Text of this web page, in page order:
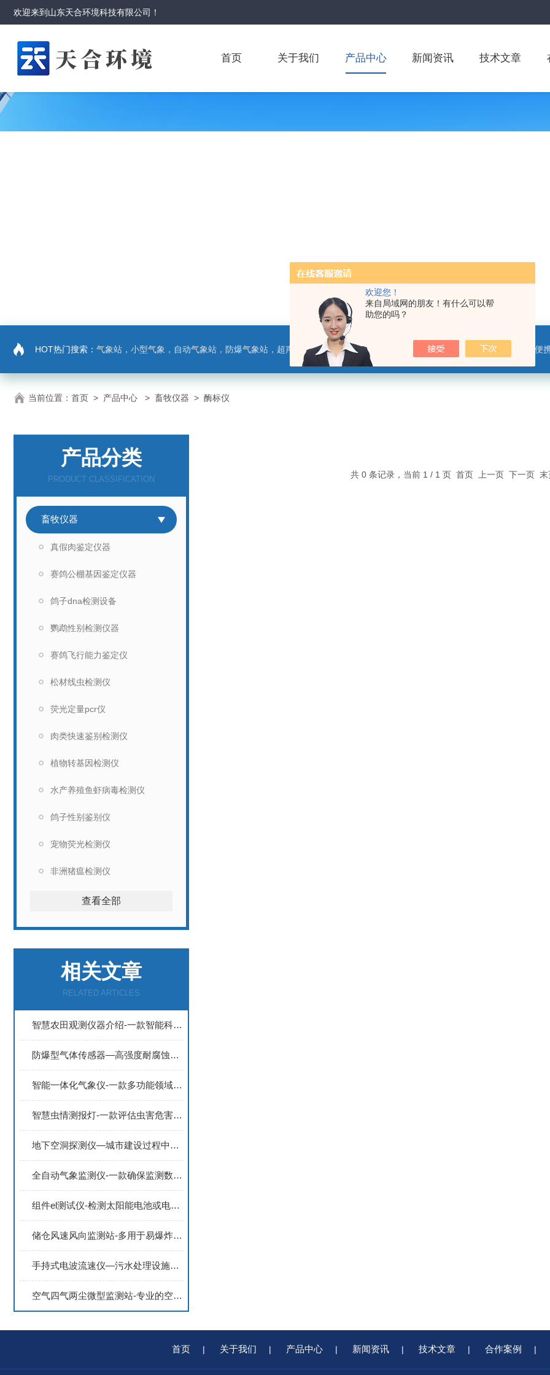
欢迎您！
来自局域网的朋友！有什么可以帮
助您的吗？
欢迎来到 山东天合环境科技有限公司 ！
首页 关于我们 产品中心 新闻资讯 技术文章
HOT热门搜索： 气象站，小型气象，自动气象站，防爆气象站，超声波气象站，土壤墒情监测站，负氧离子监测站，微气象传感器，便携气象站，手持气象站，水位监测站，智慧路灯传感器，智慧农业传感器，非洲猪瘟检测仪，动物疫病
当前位置： 首页 > 产品中心 > 畜牧仪器 > 酶标仪
产品分类
PRODUCT CLASSIFICATION
畜牧仪器
真假肉鉴定仪器
赛鸽公棚基因鉴定仪器
鸽子dna检测设备
鹦鹉性别检测仪器
赛鸽飞行能力鉴定仪
松材线虫检测仪
荧光定量pcr仪
肉类快速鉴别检测仪
植物转基因检测仪
水产养殖鱼虾病毒检测仪
鸽子性别鉴别仪
宠物荧光检测仪
非洲猪瘟检测仪
查看全部
相关文章
RELATED ARTICLES
智慧农田观测仪器介绍-一款智能科技的气象站
防爆型气体传感器—高强度耐腐蚀外壳与抗干扰设计确保设备在环境下运行
智能一体化气象仪-一款多功能领域的微气象传感器2023顺丰包邮
智慧虫情测报灯-一款评估虫害危害程度的病虫害监测系统2024天合顺丰包邮
地下空洞探测仪—城市建设过程中查明地下金属或非金属管线分布情况
全自动气象监测仪-一款确保监测数据准确性的气象观测自动站2024
组件el测试仪-检测太阳能电池或电池组件的内部缺陷的el检测仪2024顺丰包邮
储仓风速风向监测站-多用于易爆炸物品储存仓库的防爆气象站2023顺丰包邮
手持式电波流速仪—污水处理设施中监测污水流速，评估处理效果优化处理工艺
空气四气两尘微型监测站-专业的空气质量监测系统介绍#2022已更新
共 0 条记录，当前 1 / 1 页 首页 上一页 下一页
首页 | 关于我们 | 产品中心 | 新闻资讯 | 技术文章 | 合作案例 |